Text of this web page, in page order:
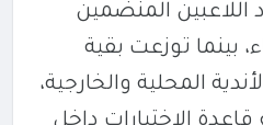
اللاعبين المنضمين
بينما توزعت بقية
المحلية والخارجية،